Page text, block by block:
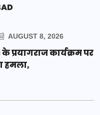
AUGUST 8, 2026
प्रयागराज कार्यक्रम पर
हमला,